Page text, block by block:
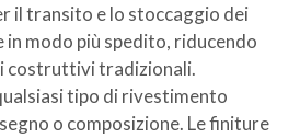
il transito e lo stoccaggio dei
modo più spedito, riducendo
costruttivi tradizionali.
tipo di rivestimento
o composizione. Le finiture